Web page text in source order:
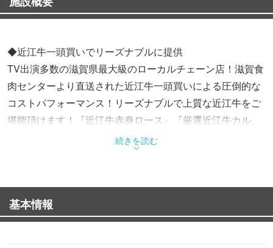
◆近江牛一頭買いでリーズナブルに提供
TV出演多数の滋賀県最大級のローカルチェーン店！滋賀食
肉センターより直送された近江牛一頭買いによる圧倒的な
コストパフォーマンス！リーズナブルで上質な近江牛をご
堪能頂けます！『近江牛赤身ロース』『厳選近江牛カル
ビ』等々、名物メニューが盛りだくさん！すだく家族亭公
式会員になればさらにお得に！？
◆家族連れ、小さなお子様連れも大歓迎！
小さなお子様連れも安心なおもちゃコーナーをご用意！ご
家族のお食事は当店で！
続きを読む
基本情報